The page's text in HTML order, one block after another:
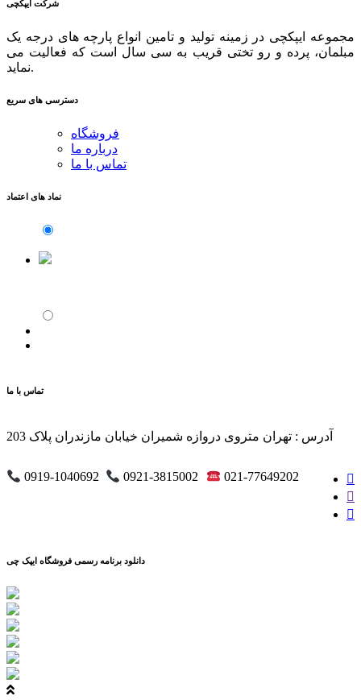
شرکت ایپکچی
مجموعه ایپکچی در زمینه تولید و تامین انواع پارچه های درجه یک
مبلمان، پرده و رو تختی قریب به سی سال است که فعالیت می
نماید.
دسترسی های سریع
فروشگاه
درباره ما
تماس با ما
نماد های اعتماد
تماس با ما
آدرس : تهران متروی دروازه شمیران خیابان مازندران پلاک 203
0919-1040692 0921-3815002 021-77649202
دانلود برنامه رسمی فروشگاه ایپک چی